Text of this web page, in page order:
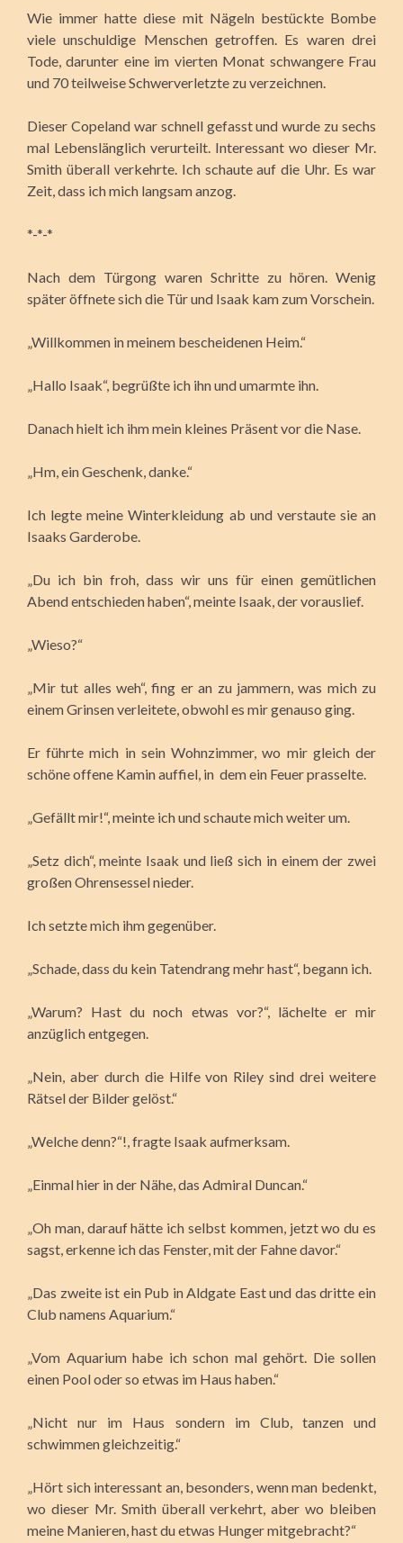
Wie immer hatte diese mit Nägeln bestückte Bombe
viele unschuldige Menschen getroffen. Es waren drei
Tode, darunter eine im vierten Monat schwangere Frau
und 70 teilweise Schwerverletzte zu verzeichnen.
Dieser Copeland war schnell gefasst und wurde zu sechs
mal Lebenslänglich verurteilt. Interessant wo dieser Mr.
Smith überall verkehrte. Ich schaute auf die Uhr. Es war
Zeit, dass ich mich langsam anzog.
*-*-*
Nach dem Türgong waren Schritte zu hören. Wenig
später öffnete sich die Tür und Isaak kam zum Vorschein.
„Willkommen in meinem bescheidenen Heim.“
„Hallo Isaak“, begrüßte ich ihn und umarmte ihn.
Danach hielt ich ihm mein kleines Präsent vor die Nase.
„Hm, ein Geschenk, danke.“
Ich legte meine Winterkleidung ab und verstaute sie an
Isaaks Garderobe.
„Du ich bin froh, dass wir uns für einen gemütlichen
Abend entschieden haben“, meinte Isaak, der vorauslief.
„Wieso?“
„Mir tut alles weh“, fing er an zu jammern, was mich zu
einem Grinsen verleitete, obwohl es mir genauso ging.
Er führte mich in sein Wohnzimmer, wo mir gleich der
schöne offene Kamin auffiel, in dem ein Feuer prasselte.
„Gefällt mir!“, meinte ich und schaute mich weiter um.
„Setz dich“, meinte Isaak und ließ sich in einem der zwei
großen Ohrensessel nieder.
Ich setzte mich ihm gegenüber.
„Schade, dass du kein Tatendrang mehr hast“, begann ich.
„Warum? Hast du noch etwas vor?“, lächelte er mir
anzüglich entgegen.
„Nein, aber durch die Hilfe von Riley sind drei weitere
Rätsel der Bilder gelöst.“
„Welche denn?“!, fragte Isaak aufmerksam.
„Einmal hier in der Nähe, das Admiral Duncan.“
„Oh man, darauf hätte ich selbst kommen, jetzt wo du es
sagst, erkenne ich das Fenster, mit der Fahne davor.“
„Das zweite ist ein Pub in Aldgate East und das dritte ein
Club namens Aquarium.“
„Vom Aquarium habe ich schon mal gehört. Die sollen
einen Pool oder so etwas im Haus haben.“
„Nicht nur im Haus sondern im Club, tanzen und
schwimmen gleichzeitig.“
„Hört sich interessant an, besonders, wenn man bedenkt,
wo dieser Mr. Smith überall verkehrt, aber wo bleiben
meine Manieren, hast du etwas Hunger mitgebracht?“